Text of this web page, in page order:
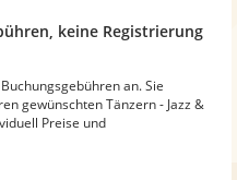
keine Registrierung
an. Sie
gewünschten Tänzern - Jazz &
Preise und